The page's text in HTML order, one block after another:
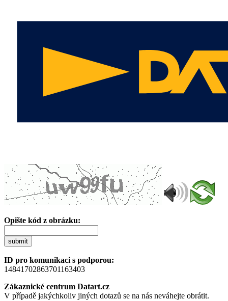
Opište kód z obrázku:
submit
ID pro komunikaci s podporou:
14841702863701163403
Zákaznické centrum Datart.cz
V případě jakýchkoliv jiných dotazů se na nás neváhejte obrátit.